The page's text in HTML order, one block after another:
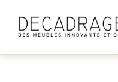
contenu